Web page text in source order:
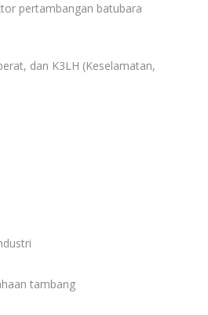
pertambangan batubara
dan K3LH (Keselamatan,
tambang